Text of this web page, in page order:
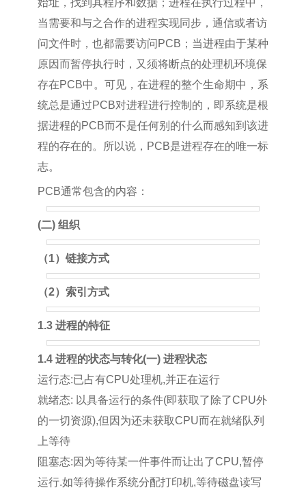
始址，找到其程序和数据；进程在执行过程中，
当需要和与之合作的进程实现同步，通信或者访
问文件时，也都需要访问PCB；当进程由于某种
原因而暂停执行时，又须将断点的处理机环境保
存在PCB中。可见，在进程的整个生命期中，系
统总是通过PCB对进程进行控制的，即系统是根
据进程的PCB而不是任何别的什么而感知到该进
程的存在的。所以说，PCB是进程存在的唯一标
志。
PCB通常包含的内容：
(二) 组织
（1）链接方式
（2）索引方式
1.3 进程的特征
1.4 进程的状态与转化(一) 进程状态
运行态:已占有CPU处理机,并正在运行
就绪态: 以具备运行的条件(即获取了除了CPU外
的一切资源),但因为还未获取CPU而在就绪队列
上等待
阻塞态:因为等待某一件事件而让出了CPU,暂停
运行.如等待操作系统分配打印机,等待磁盘读写